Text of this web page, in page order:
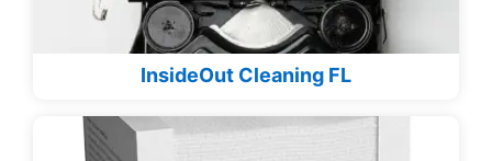
InsideOut Cleaning FL